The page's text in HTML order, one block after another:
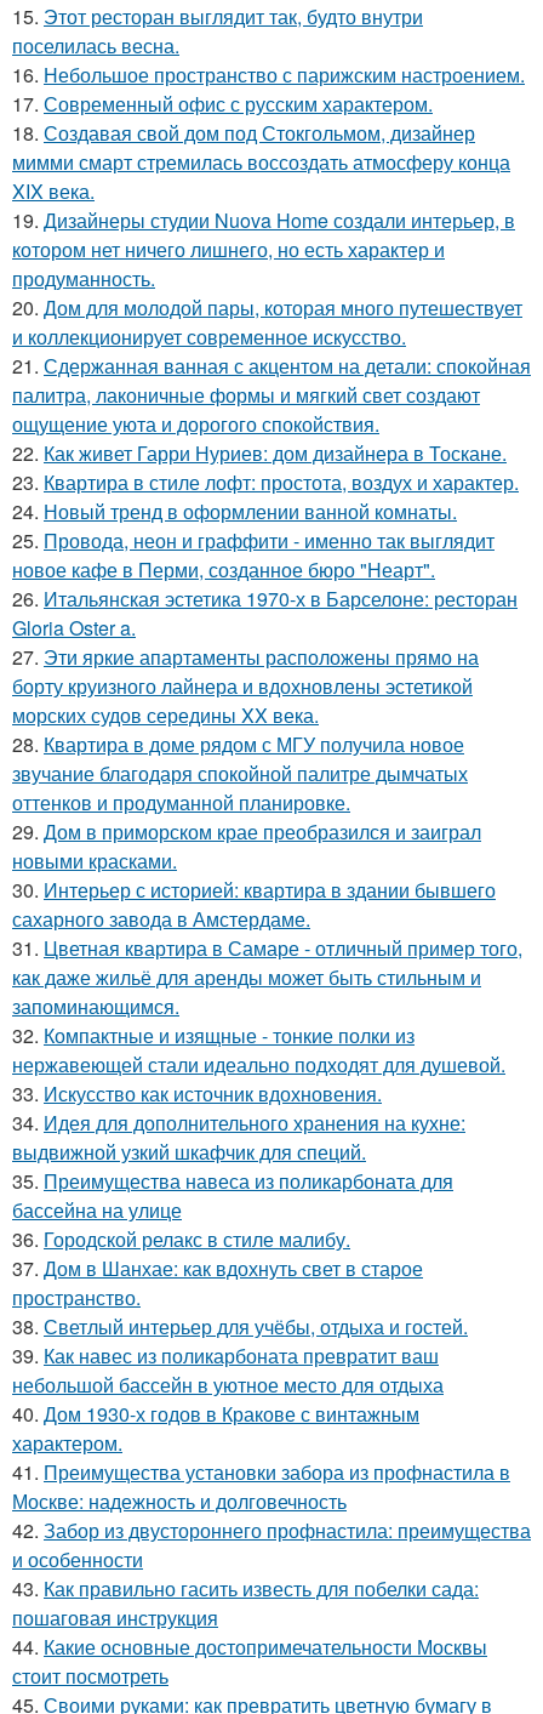
15. Этот ресторан выглядит так, будто внутри
поселилась весна.
16. Небольшое пространство с парижским настроением.
17. Современный офис с русским характером.
18. Создавая свой дом под Стокгольмом, дизайнер
мимми смарт стремилась воссоздать атмосферу конца
XIX века.
19. Дизайнеры студии Nuova Home создали интерьер, в
котором нет ничего лишнего, но есть характер и
продуманность.
20. Дом для молодой пары, которая много путешествует
и коллекционирует современное искусство.
21. Сдержанная ванная с акцентом на детали: спокойная
палитра, лаконичные формы и мягкий свет создают
ощущение уюта и дорогого спокойствия.
22. Как живет Гарри Нуриев: дом дизайнера в Тоскане.
23. Квартира в стиле лофт: простота, воздух и характер.
24. Новый тренд в оформлении ванной комнаты.
25. Провода, неон и граффити - именно так выглядит
новое кафе в Перми, созданное бюро "Неарт".
26. Итальянская эстетика 1970-х в Барселоне: ресторан
Gloria Oster a.
27. Эти яркие апартаменты расположены прямо на
борту круизного лайнера и вдохновлены эстетикой
морских судов середины XX века.
28. Квартира в доме рядом с МГУ получила новое
звучание благодаря спокойной палитре дымчатых
оттенков и продуманной планировке.
29. Дом в приморском крае преобразился и заиграл
новыми красками.
30. Интерьер с историей: квартира в здании бывшего
сахарного завода в Амстердаме.
31. Цветная квартира в Самаре - отличный пример того,
как даже жильё для аренды может быть стильным и
запоминающимся.
32. Компактные и изящные - тонкие полки из
нержавеющей стали идеально подходят для душевой.
33. Искусство как источник вдохновения.
34. Идея для дополнительного хранения на кухне:
выдвижной узкий шкафчик для специй.
35. Преимущества навеса из поликарбоната для
бассейна на улице
36. Городской релакс в стиле малибу.
37. Дом в Шанхае: как вдохнуть свет в старое
пространство.
38. Светлый интерьер для учёбы, отдыха и гостей.
39. Как навес из поликарбоната превратит ваш
небольшой бассейн в уютное место для отдыха
40. Дом 1930-х годов в Кракове с винтажным
характером.
41. Преимущества установки забора из профнастила в
Москве: надежность и долговечность
42. Забор из двустороннего профнастила: преимущества
и особенности
43. Как правильно гасить известь для побелки сада:
пошаговая инструкция
44. Какие основные достопримечательности Москвы
стоит посмотреть
45. Своими руками: как превратить цветную бумагу в